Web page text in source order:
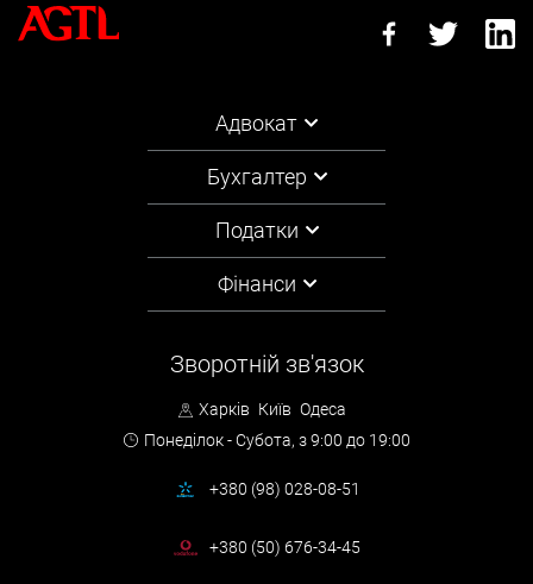
Адвокат
Бухгалтер
Податки
Фінанси
Зворотній зв'язок
Харків Київ Одеса
Понеділок - Субота, з 9:00 до 19:00
+380 (98) 028-08-51
+380 (50) 676-34-45